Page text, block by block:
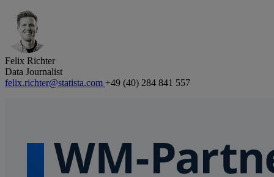
Felix Richter
Data Journalist
felix.richter@statista.com +49 (40) 284 841 557